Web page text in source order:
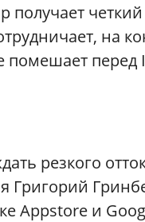
получает
на
перед
резкого
Григорий
Appstore и